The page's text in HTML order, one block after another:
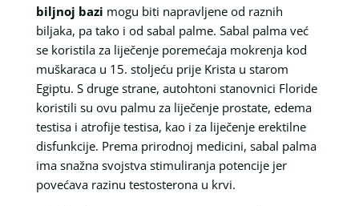
biljnoj bazi mogu biti napravljene od raznih
biljaka, pa tako i od sabal palme. Sabal palma već
se koristila za liječenje poremećaja mokrenja kod
muškaraca u 15. stoljeću prije Krista u starom
Egiptu. S druge strane, autohtoni stanovnici Floride
koristili su ovu palmu za liječenje prostate, edema
testisa i atrofije testisa, kao i za liječenje erektilne
disfunkcije. Prema prirodnoj medicini, sabal palma
ima snažna svojstva stimuliranja potencije jer
povećava razinu testosterona u krvi.